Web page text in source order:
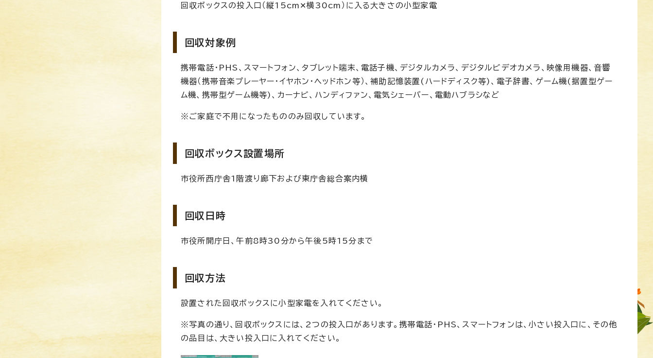
回収ボックスの投入口（縦15cm✕横30cm）に入る大きさの小型家電
回収対象例
携帯電話・PHS、スマートフォン、タブレット端末、電話子機、デジタルカメラ、デジタルビデオカメラ、映像用機器、音響
機器（携帯音楽プレーヤー・イヤホン・ヘッドホン等）、補助記憶装置(ハードディスク等)、電子辞書、ゲーム機(据置型ゲー
ム機、携帯型ゲーム機等)、カーナビ、ハンディファン、電気シェーバー、電動ハブラシなど
※ご家庭で不用になったもののみ回収しています。
回収ボックス設置場所
市役所西庁舎1階渡り廊下および東庁舎総合案内横
回収日時
市役所開庁日、午前8時30分から午後5時15分まで
回収方法
設置された回収ボックスに小型家電を入れてください。
※写真の通り、回収ボックスには、2つの投入口があります。携帯電話・PHS、スマートフォンは、小さい投入口に、その他
の品目は、大きい投入口に入れてください。